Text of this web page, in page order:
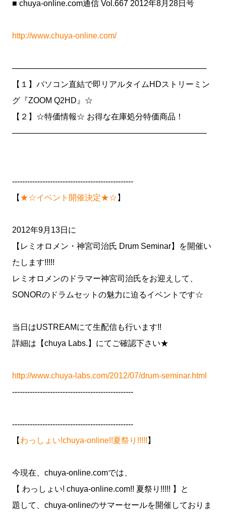
■ chuya-online.com通信 Vol.667 2012年8月28日号
http://www.chuya-online.com/
───────────────────────────────────
【１】パソコン直結で即リアルタイムHDストリーミン
グ『ZOOM Q2HD』☆
【２】☆特価情報☆ お得な在庫処分特価商品！
───────────────────────────────────
------------------------------------------------
【 ★☆イベント開催決定★☆ 】
2012年9月13日に
【レミオロメン・神宮司治氏 Drum Seminar】を開催い
たします!!!!!
レミオロメンのドラマー神宮司治氏をお迎えして、
SONORのドラムセットの魅力に迫るイベントです☆
当日はUSTREAMにて生配信も行います!!
詳細は【chuya Labs.】にてご確認下さい★
http://www.chuya-labs.com/2012/07/drum-seminar.html
------------------------------------------------
------------------------------------------------
【 わっしょい!chuya-online!!夏祭り!!!!! 】
今現在、chuya-online.comでは、
【 わっしょい! chuya-online.com!! 夏祭り!!!!! 】と
題して、chuya-onlineのサマーセールを開催しておりま